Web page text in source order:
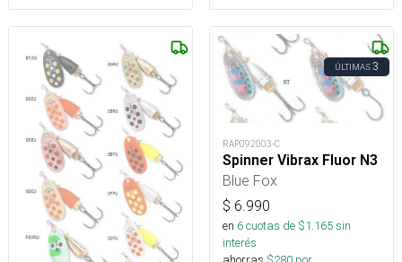
ÚLTIMAS3
RAP092003-C
Spinner Vibrax Fluor N3
Blue Fox
$ 6.990
en 6cuotas de $1.165sin
interés